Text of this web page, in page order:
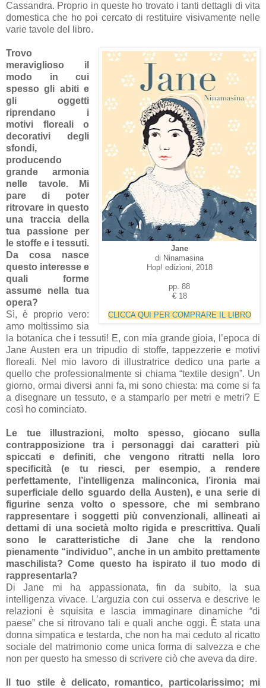
Cassandra. Proprio in queste ho trovato i tanti dettagli di vita
domestica che ho poi cercato di restituire visivamente nelle
varie tavole del libro.
Jane
di Ninamasina
Hop! edizioni, 2018
pp. 88
€ 18
CLICCA QUI PER COMPRARE IL LIBRO
Trovo
meraviglioso il
modo in cui
spesso gli abiti e
gli oggetti
riprendano i
motivi floreali o
decorativi degli
sfondi,
producendo
grande armonia
nelle tavole. Mi
pare di poter
ritrovare in questo
una traccia della
tua passione per
le stoffe e i tessuti.
Da cosa nasce
questo interesse e
quali forme
assume nella tua
opera?
Sì, è proprio vero:
amo moltissimo sia
la botanica che i tessuti! E, con mia grande gioia, l’epoca di
Jane Austen era un tripudio di stoffe, tappezzerie e motivi
floreali. Nel mio lavoro di illustratrice dedico una parte a
quello che professionalmente si chiama “textile design”. Un
giorno, ormai diversi anni fa, mi sono chiesta: ma come si fa
a disegnare un tessuto, e a stamparlo per metri e metri? E
così ho cominciato.
Le tue illustrazioni, molto spesso, giocano sulla
contrapposizione tra i personaggi dai caratteri più
spiccati e definiti, che vengono ritratti nella loro
specificità (e tu riesci, per esempio, a rendere
perfettamente, l’intelligenza malinconica, l’ironia mai
superficiale dello sguardo della Austen), e una serie di
figurine senza volto o spessore, che mi sembrano
rappresentare i soggetti più convenzionali, allineati ai
dettami di una società molto rigida e prescrittiva. Quali
sono le caratteristiche di Jane che la rendono
pienamente “individuo”, anche in un ambito prettamente
maschilista? Come questo ha ispirato il tuo modo di
rappresentarla?
Di Jane mi ha appassionata, fin da subito, la sua
intelligenza vivace. L’arguzia con cui osserva e descrive le
relazioni è squisita e lascia immaginare dinamiche “di
paese” che si ritrovano tali e quali anche oggi. È stata una
donna simpatica e testarda, che non ha mai ceduto al ricatto
sociale del matrimonio come unica forma di salvezza e che
non per questo ha smesso di scrivere ciò che aveva da dire.
Il tuo stile è delicato, romantico, particolarissimo; mi